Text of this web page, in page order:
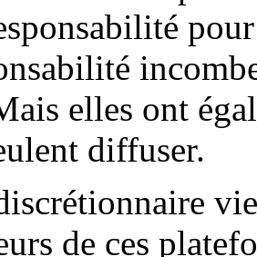
elles ont
diffuser.
de ces